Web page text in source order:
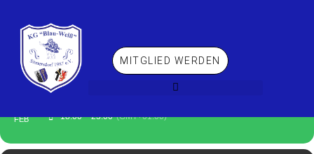
MITGLIED WERDEN
FEB
BÜRGERMEISTER-EMPFANG
18:00 – 23:00 (GMT+01:00)